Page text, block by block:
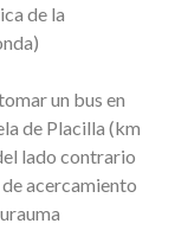
de la
un bus en
de Placilla (km
lado contrario
acercamiento